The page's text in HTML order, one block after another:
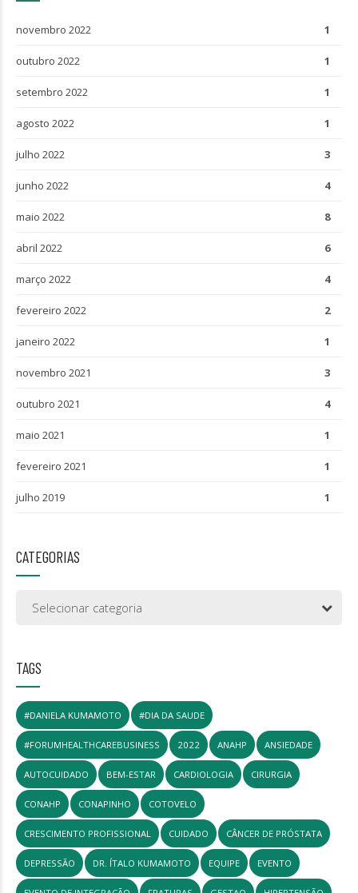
novembro 2022 1
outubro 2022 1
setembro 2022 1
agosto 2022 1
julho 2022 3
junho 2022 4
maio 2022 8
abril 2022 6
março 2022 4
fevereiro 2022 2
janeiro 2022 1
novembro 2021 3
outubro 2021 4
maio 2021 1
fevereiro 2021 1
julho 2019 1
CATEGORIAS
Selecionar categoria
TAGS
#DANIELA KUMAMOTO #DIA DA SAUDE
#FORUMHEALTHCAREBUSINESS 2022 ANAHP ANSIEDADE
AUTOCUIDADO BEM-ESTAR CARDIOLOGIA CIRURGIA
CONAHP CONAPINHO COTOVELO
CRESCIMENTO PROFISSIONAL CUIDADO CÂNCER DE PRÓSTATA
DEPRESSÃO DR. ÍTALO KUMAMOTO EQUIPE EVENTO